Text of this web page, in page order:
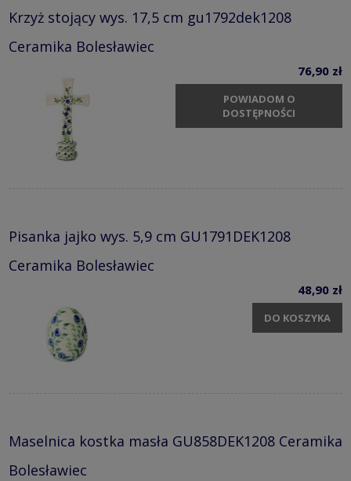
Krzyż stojący wys. 17,5 cm gu1792dek1208
Ceramika Bolesławiec
76,90 zł
POWIADOM O
DOSTĘPNOŚCI
Pisanka jajko wys. 5,9 cm GU1791DEK1208
Ceramika Bolesławiec
48,90 zł
DO KOSZYKA
Maselnica kostka masła GU858DEK1208 Ceramika
Bolesławiec